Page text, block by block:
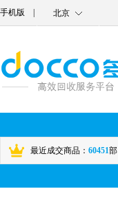
手机版 北京
最近成交商品： 60451部